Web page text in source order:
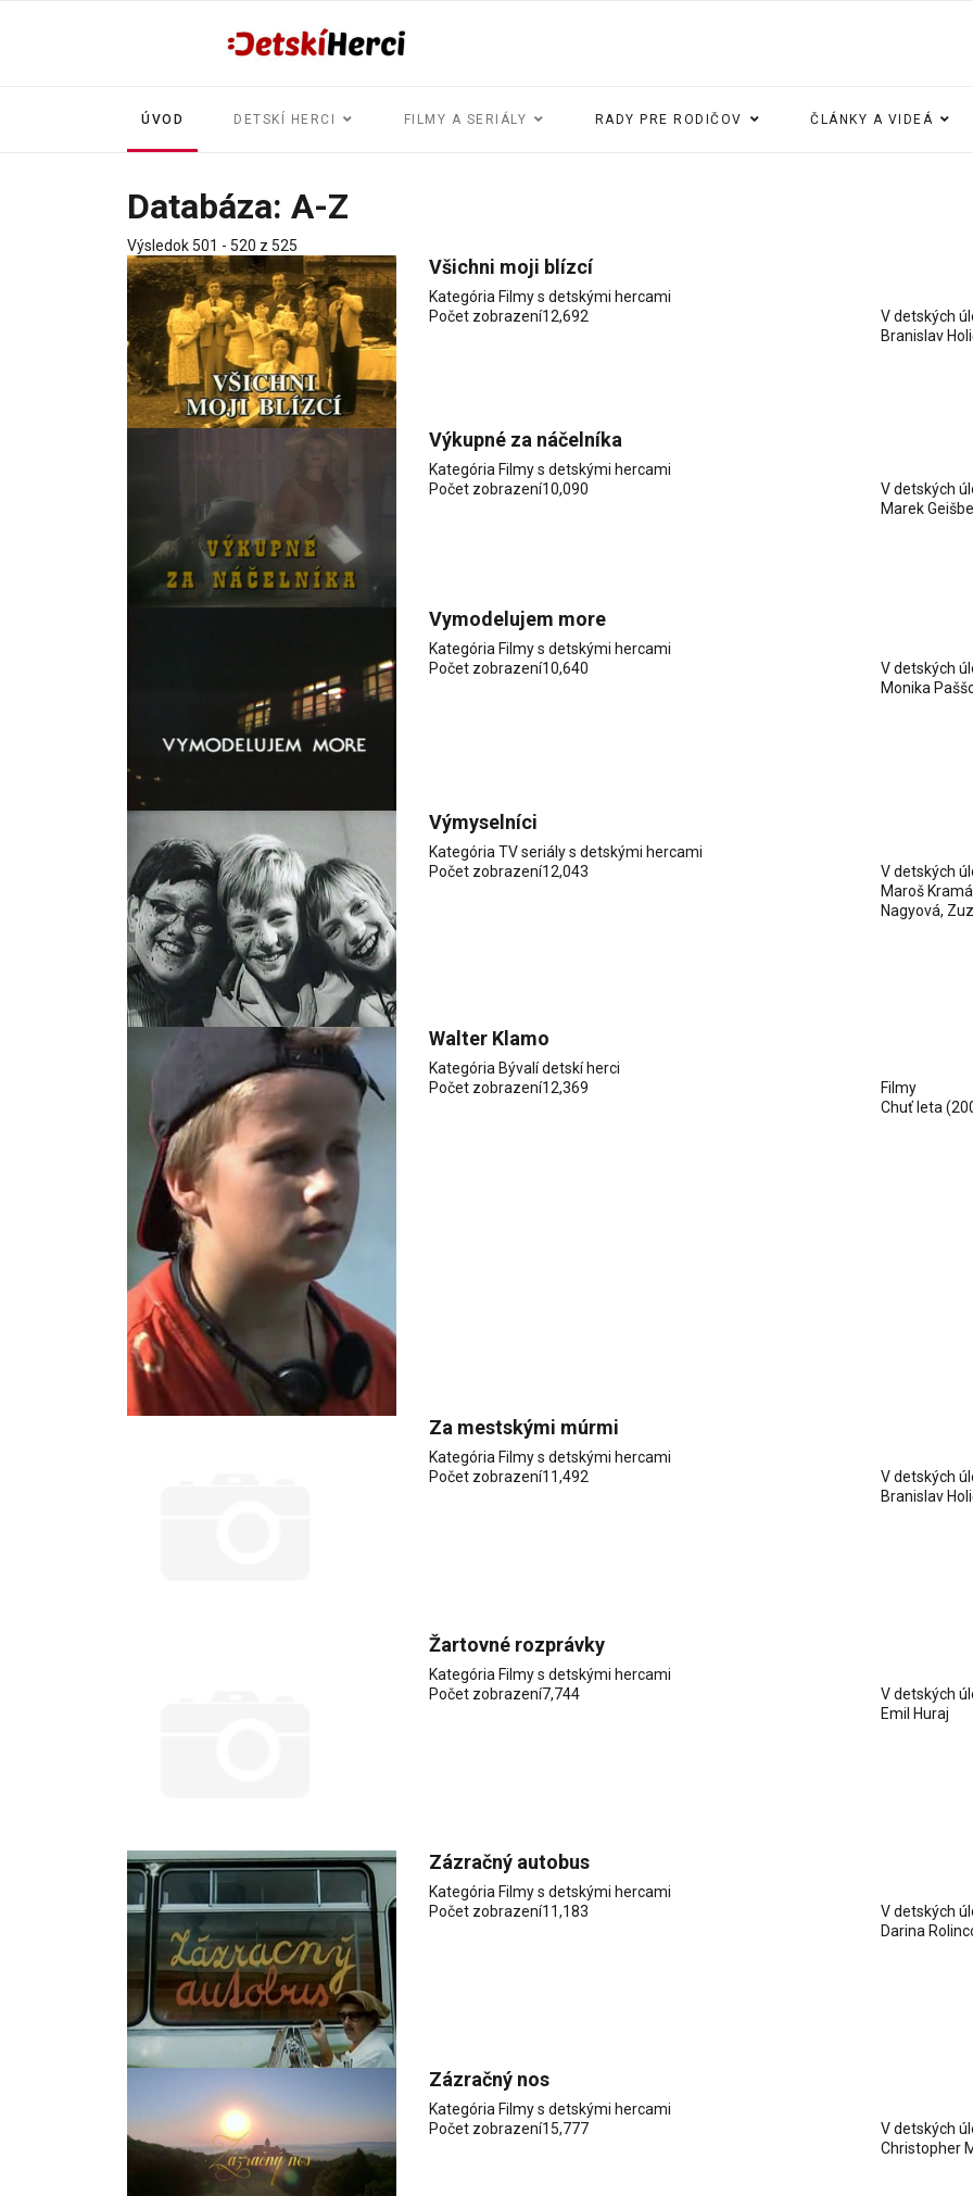
ÚVOD DETSKÍ HERCI FILMY A SERIÁLY RADY PRE RODIČOV ČLÁNKY A VIDEÁ
Databáza: A-Z
Výsledok 501 - 520 z 525
Všichni moji blízcí
Kategória Filmy s detskými hercami
Počet zobrazení12,692
V detských
Branislav
Výkupné za náčelníka
Kategória Filmy s detskými hercami
Počet zobrazení10,090
V detských
Marek
Vymodelujem more
Kategória Filmy s detskými hercami
Počet zobrazení10,640
V detských
Monika
Výmyselníci
Kategória TV seriály s detskými hercami
Počet zobrazení12,043
V detských
Maroš
Nagyová,
Walter Klamo
Kategória Bývalí detskí herci
Počet zobrazení12,369
Filmy
Chuť leta
Za mestskými múrmi
Kategória Filmy s detskými hercami
Počet zobrazení11,492
V detských
Branislav
Žartovné rozprávky
Kategória Filmy s detskými hercami
Počet zobrazení7,744
V detských
Emil Huraj
Zázračný autobus
Kategória Filmy s detskými hercami
Počet zobrazení11,183
V detských
Darina
Zázračný nos
Kategória Filmy s detskými hercami
Počet zobrazení15,777
V detských
Christopher